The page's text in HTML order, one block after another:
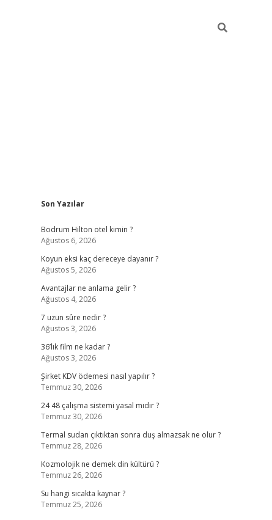
Sidebar
Son Yazılar
Bodrum Hilton otel kimin ?
Ağustos 6, 2026
Koyun eksi kaç dereceye dayanır ?
Ağustos 5, 2026
Avantajlar ne anlama gelir ?
Ağustos 4, 2026
7 uzun sûre nedir ?
Ağustos 3, 2026
36’lık film ne kadar ?
Ağustos 3, 2026
Şirket KDV ödemesi nasıl yapılır ?
Temmuz 30, 2026
24 48 çalışma sistemi yasal mıdır ?
Temmuz 30, 2026
Termal sudan çıktıktan sonra duş almazsak ne olur ?
Temmuz 28, 2026
Kozmolojik ne demek din kültürü ?
Temmuz 26, 2026
Su hangi sıcakta kaynar ?
Temmuz 25, 2026
betcipiabellacasino sitesi